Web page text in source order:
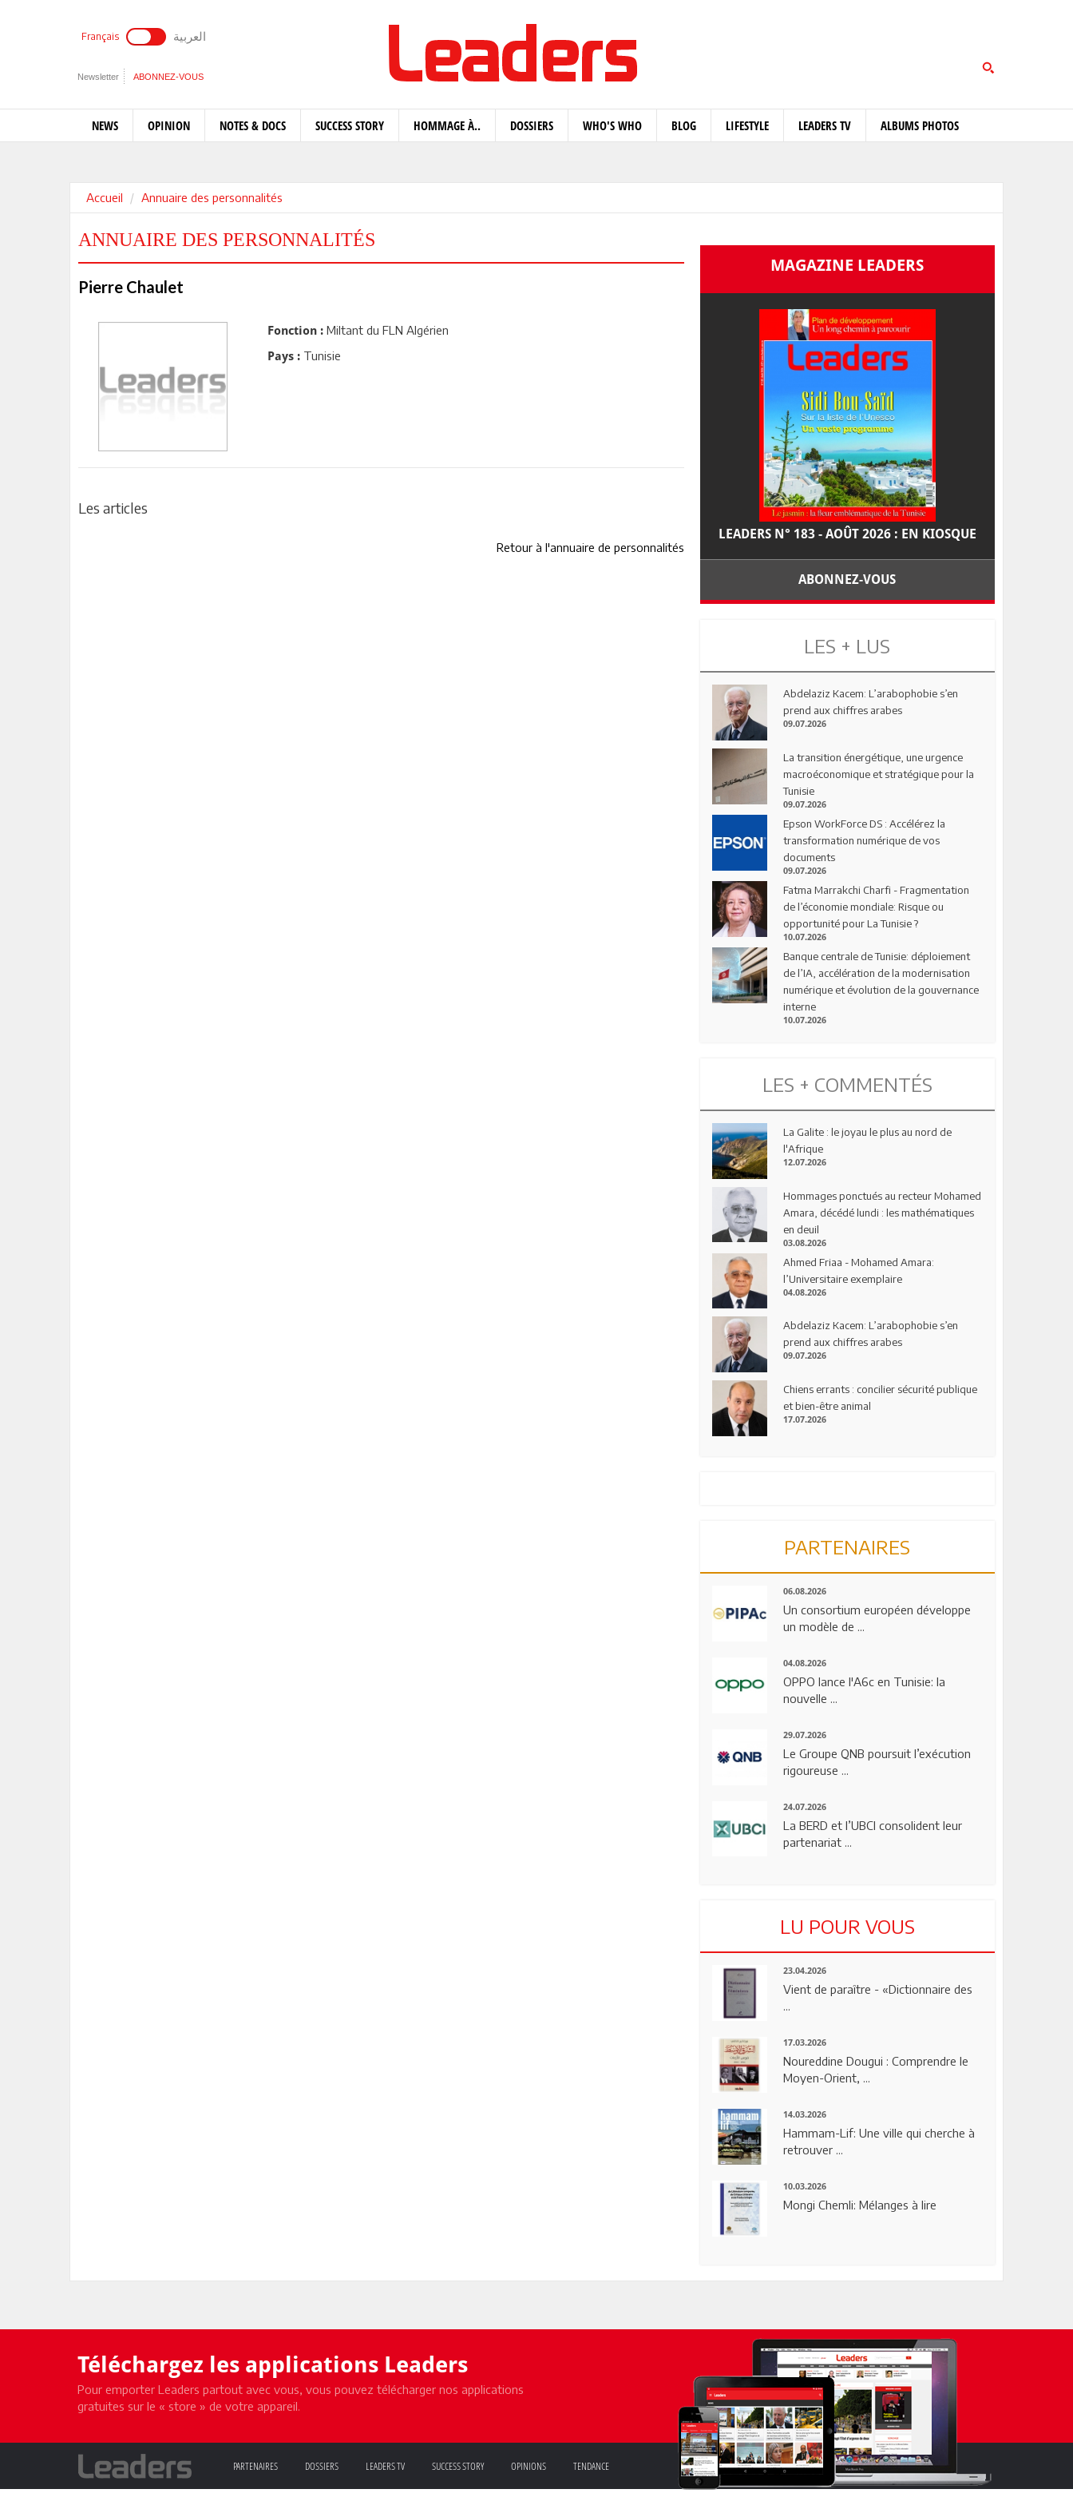
Français العربية
Newsletter ABONNEZ-VOUS
NEWS OPINION NOTES & DOCS SUCCESS STORY HOMMAGE À.. DOSSIERS WHO'S WHO BLOG LIFESTYLE LEADERS TV ALBUMS PHOTOS
Accueil Annuaire des personnalités
ANNUAIRE DES PERSONNALITÉS
Pierre Chaulet
Fonction : Miltant du FLN Algérien
Pays : Tunisie
Les articles
Retour à l'annuaire de personnalités
MAGAZINE LEADERS
LEADERS N° 183 - AOÛT 2026 : EN KIOSQUE
ABONNEZ-VOUS
LES + LUS
Abdelaziz Kacem: L’arabophobie s’en
prend aux chiffres arabes
09.07.2026
La transition énergétique, une urgence
macroéconomique et stratégique pour la
Tunisie
09.07.2026
Epson WorkForce DS : Accélérez la
transformation numérique de vos
documents
09.07.2026
Fatma Marrakchi Charfi - Fragmentation
de l’économie mondiale: Risque ou
opportunité pour La Tunisie ?
10.07.2026
Banque centrale de Tunisie: déploiement
de l’IA, accélération de la modernisation
numérique et évolution de la gouvernance
interne
10.07.2026
LES + COMMENTÉS
La Galite : le joyau le plus au nord de
l'Afrique
12.07.2026
Hommages ponctués au recteur Mohamed
Amara, décédé lundi : les mathématiques
en deuil
03.08.2026
Ahmed Friaa - Mohamed Amara:
l’Universitaire exemplaire
04.08.2026
Abdelaziz Kacem: L’arabophobie s’en
prend aux chiffres arabes
09.07.2026
Chiens errants : concilier sécurité publique
et bien-être animal
17.07.2026
PARTENAIRES
06.08.2026
Un consortium européen développe
un modèle de ...
04.08.2026
OPPO lance l'A6c en Tunisie: la
nouvelle ...
29.07.2026
Le Groupe QNB poursuit l’exécution
rigoureuse ...
24.07.2026
La BERD et l’UBCI consolident leur
partenariat ...
LU POUR VOUS
23.04.2026
Vient de paraître - «Dictionnaire des
...
17.03.2026
Noureddine Dougui : Comprendre le
Moyen-Orient, ...
14.03.2026
Hammam-Lif: Une ville qui cherche à
retrouver ...
10.03.2026
Mongi Chemli: Mélanges à lire
Téléchargez les applications Leaders
Pour emporter Leaders partout avec vous, vous pouvez télécharger nos applications
gratuites sur le « store » de votre appareil.
PARTENAIRES DOSSIERS LEADERS TV SUCCESS STORY OPINIONS TENDANCE